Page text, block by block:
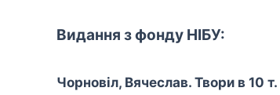
Видання з фонду НІБУ:
Чорновіл, Вячеслав. Твори в 10